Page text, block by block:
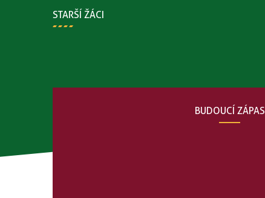
STARŠÍ ŽÁCI
BUDOUCÍ ZÁPAS